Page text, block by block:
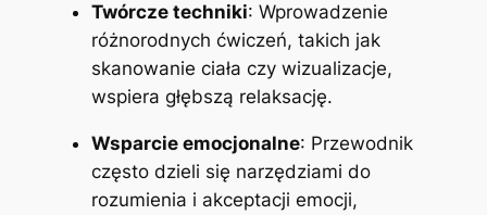
Twórcze techniki: Wprowadzenie
różnorodnych ćwiczeń, takich jak
skanowanie ciała czy wizualizacje,
wspiera głębszą relaksację.
Wsparcie emocjonalne: Przewodnik
często dzieli się narzędziami do
rozumienia i akceptacji emocji,